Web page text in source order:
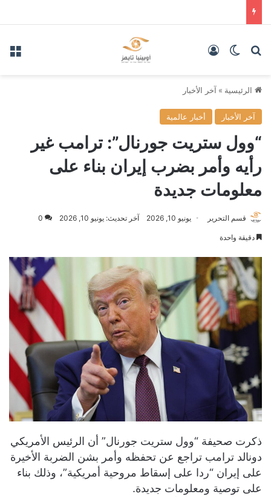
بحث عنالوضع المظلم
الرئيسية » آخر الأخبار
آخر الأخبار أخبار عالمية
“وول ستريت جورنال”: ترامب غير
رأيه وأمر بضرب إيران بناء على
معلومات جديدة
قسم التحرير يونيو 10, 2026 آخر تحديث: يونيو 10, 2026 0
دقيقة واحدة
ذكرت صحيفة “وول ستريت جورنال” أن الرئيس الأمريكي
دونالد ترامب تراجع عن تحفظه وأمر بشن الضربة الأخيرة
على إيران “ردا على إسقاط مروحية أمريكية”، وذلك بناء
على توصية ومعلومات جديدة.